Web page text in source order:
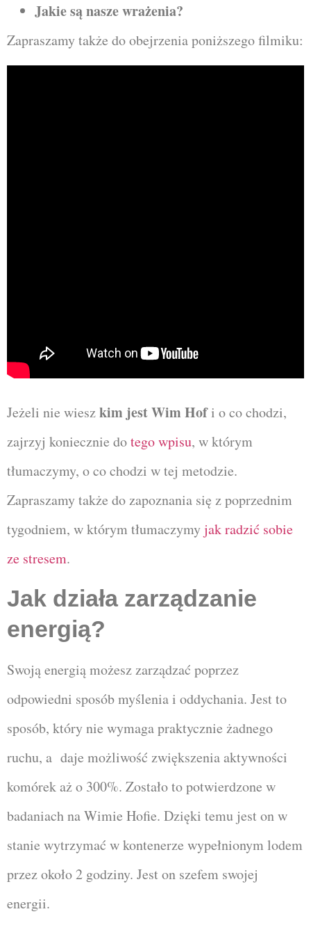
Jakie są nasze wrażenia?
Zapraszamy także do obejrzenia poniższego filmiku:
Jeżeli nie wieszkim jest Wim Hofi o co chodzi,
zajrzyj koniecznie dotego wpisu, w którym
tłumaczymy, o co chodzi w tej metodzie.
Zapraszamy także do zapoznania się z poprzednim
tygodniem, w którym tłumaczymyjak radzić sobie
ze stresem.
Jak działa zarządzanie
energią?
Swoją energią możesz zarządzać poprzez
odpowiedni sposób myślenia i oddychania. Jest to
sposób, który nie wymaga praktycznie żadnego
ruchu, a daje możliwość zwiększenia aktywności
komórek aż o 300%. Zostało to potwierdzone w
badaniach na Wimie Hofie. Dzięki temu jest on w
stanie wytrzymać w kontenerze wypełnionym lodem
przez około 2 godziny. Jest on szefem swojej
energii.